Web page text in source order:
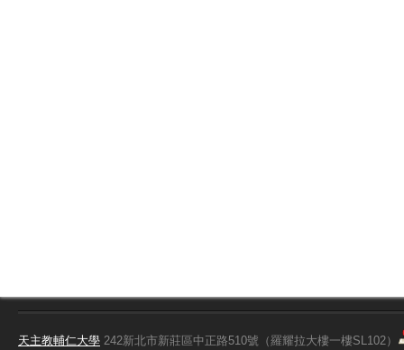
天主教輔仁大學 242新北市新莊區中正路510號（羅耀拉大樓一樓SL102）